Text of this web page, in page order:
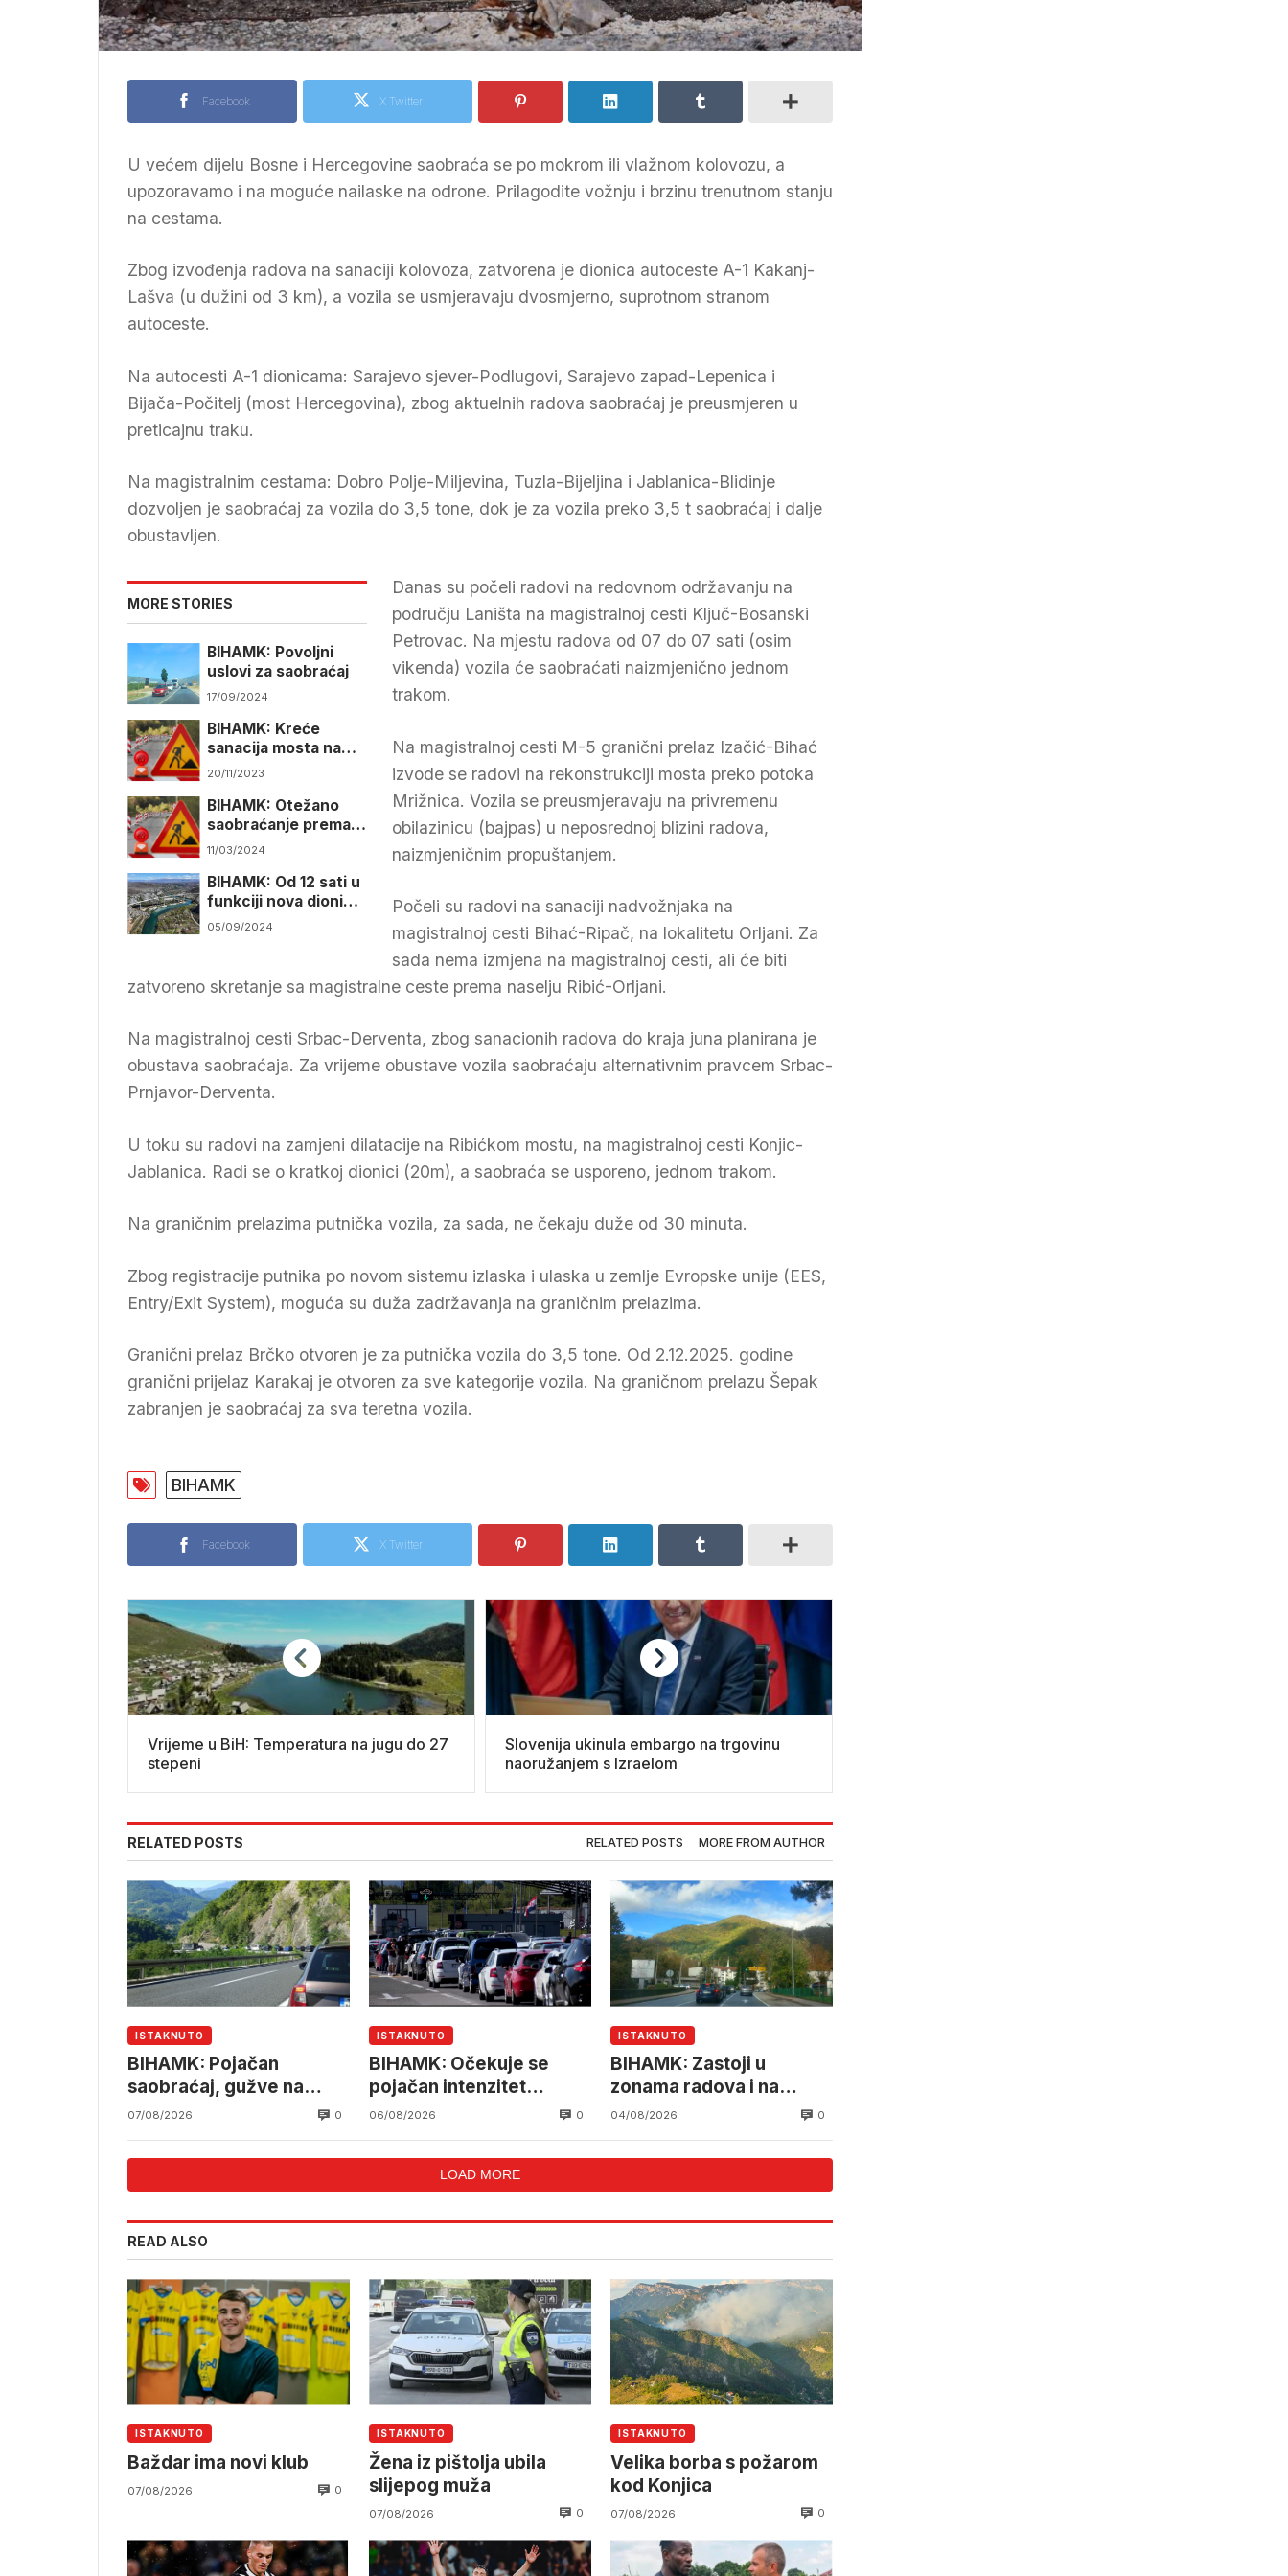
Facebook X Twitter
U većem dijelu Bosne i Hercegovine saobraća se po mokrom ili vlažnom kolovozu, a
upozoravamo i na moguće nailaske na odrone. Prilagodite vožnju i brzinu trenutnom stanju
na cestama.
Zbog izvođenja radova na sanaciji kolovoza, zatvorena je dionica autoceste A-1 Kakanj-
Lašva (u dužini od 3 km), a vozila se usmjeravaju dvosmjerno, suprotnom stranom
autoceste.
Na autocesti A-1 dionicama: Sarajevo sjever-Podlugovi, Sarajevo zapad-Lepenica i
Bijača-Počitelj (most Hercegovina), zbog aktuelnih radova saobraćaj je preusmjeren u
preticajnu traku.
Na magistralnim cestama: Dobro Polje-Miljevina, Tuzla-Bijeljina i Jablanica-Blidinje
dozvoljen je saobraćaj za vozila do 3,5 tone, dok je za vozila preko 3,5 t saobraćaj i dalje
obustavljen.
MORE STORIES
BIHAMK: Povoljni
uslovi za saobraćaj
17/09/2024
BIHAMK: Kreće
sanacija mosta na
putu Mostar –
20/11/2023
BIHAMK: Otežano
saobraćanje prema
Goraždu i Foči
11/03/2024
BIHAMK: Od 12 sati u
funkciji nova dionica
autoputa Počitelj-
05/09/2024
Danas su počeli radovi na redovnom održavanju na
području Laništa na magistralnoj cesti Ključ-Bosanski
Petrovac. Na mjestu radova od 07 do 07 sati (osim
vikenda) vozila će saobraćati naizmjenično jednom
trakom.
Na magistralnoj cesti M-5 granični prelaz Izačić-Bihać
izvode se radovi na rekonstrukciji mosta preko potoka
Mrižnica. Vozila se preusmjeravaju na privremenu
obilazinicu (bajpas) u neposrednoj blizini radova,
naizmjeničnim propuštanjem.
Počeli su radovi na sanaciji nadvožnjaka na
magistralnoj cesti Bihać-Ripač, na lokalitetu Orljani. Za
sada nema izmjena na magistralnoj cesti, ali će biti
zatvoreno skretanje sa magistralne ceste prema naselju Ribić-Orljani.
Na magistralnoj cesti Srbac-Derventa, zbog sanacionih radova do kraja juna planirana je
obustava saobraćaja. Za vrijeme obustave vozila saobraćaju alternativnim pravcem Srbac-
Prnjavor-Derventa.
U toku su radovi na zamjeni dilatacije na Ribićkom mostu, na magistralnoj cesti Konjic-
Jablanica. Radi se o kratkoj dionici (20m), a saobraća se usporeno, jednom trakom.
Na graničnim prelazima putnička vozila, za sada, ne čekaju duže od 30 minuta.
Zbog registracije putnika po novom sistemu izlaska i ulaska u zemlje Evropske unije (EES,
Entry/Exit System), moguća su duža zadržavanja na graničnim prelazima.
Granični prelaz Brčko otvoren je za putnička vozila do 3,5 tone. Od 2.12.2025. godine
granični prijelaz Karakaj je otvoren za sve kategorije vozila. Na graničnom prelazu Šepak
zabranjen je saobraćaj za sva teretna vozila.
BIHAMK
Facebook X Twitter
Vrijeme u BiH: Temperatura na jugu do 27
stepeni
Slovenija ukinula embargo na trgovinu
naoružanjem s Izraelom
RELATED POSTS RELATED POSTS MORE FROM AUTHOR
ISTAKNUTO
BIHAMK: Pojačan
saobraćaj, gužve na
granicama
07/08/2026 0
ISTAKNUTO
BIHAMK: Očekuje se
pojačan intenzitet
saobraćaja
06/08/2026 0
ISTAKNUTO
BIHAMK: Zastoji u
zonama radova i na
granicama
04/08/2026 0
LOAD MORE
READ ALSO
ISTAKNUTO
Baždar ima novi klub
07/08/2026 0
ISTAKNUTO
Žena iz pištolja ubila
slijepog muža
07/08/2026 0
ISTAKNUTO
Velika borba s požarom
kod Konjica
07/08/2026 0